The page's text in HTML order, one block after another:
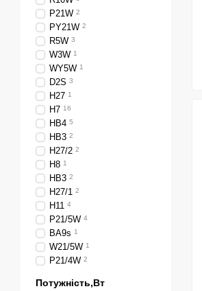
P21W 2
PY21W 2
R5W 3
W3W 1
WY5W 1
D2S 3
H27 1
H7 16
HB4 5
НВ3 2
H27/2 2
H8 1
HB3 2
H27/1 2
H11 4
P21/5W 4
BA9s 1
W21/5W 1
P21/4W 2
Потужність,Вт